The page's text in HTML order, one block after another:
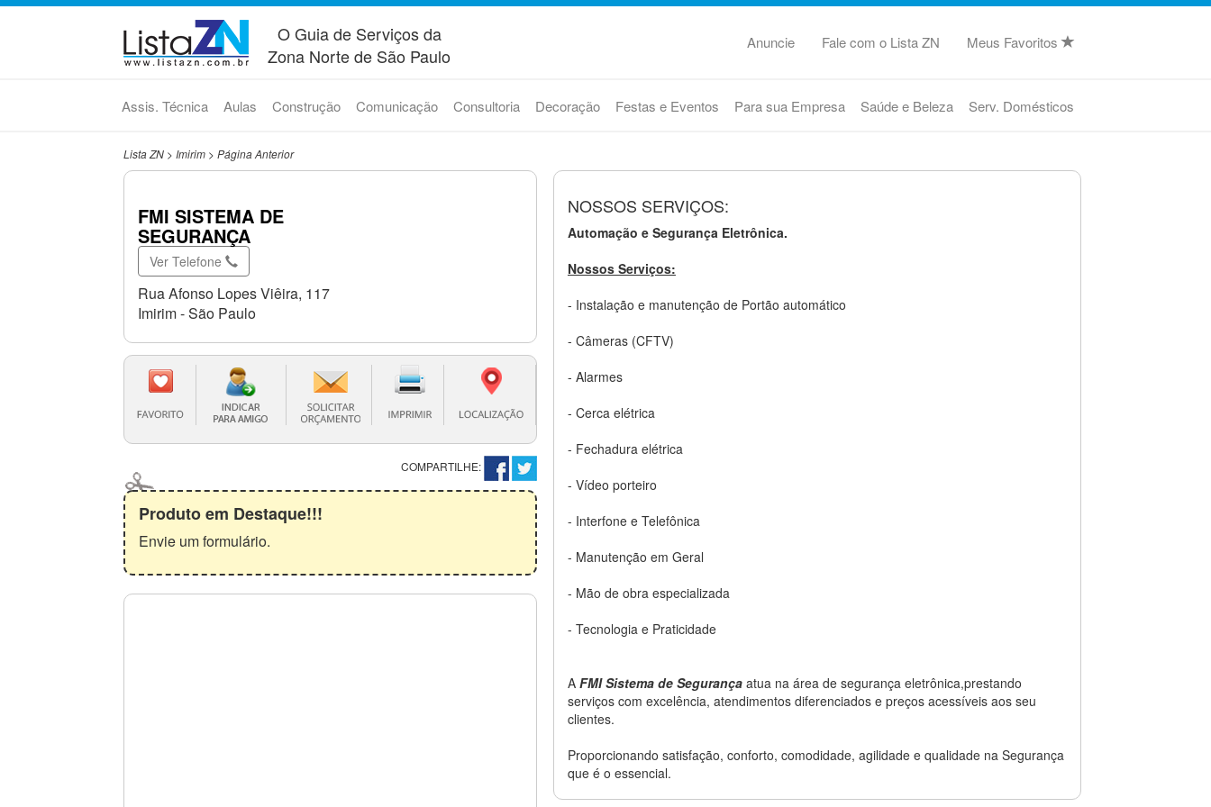
O Guia de Serviços da
Zona Norte de São Paulo
Anuncie Fale com o Lista ZN Meus Favoritos
Assis. Técnica Aulas Construção Comunicação Consultoria Decoração Festas e Eventos Para sua Empresa Saúde e Beleza Serv. Domésticos
Lista ZN> Imirim> Página Anterior
FMI SISTEMA DE
SEGURANÇA
Ver Telefone
Rua Afonso Lopes Viêira, 117
Imirim - São Paulo
COMPARTILHE:
Produto em Destaque!!!
Envie um formulário.
NOSSOS SERVIÇOS:
Automação e Segurança Eletrônica.
Nossos Serviços:
- Instalação e manutenção de Portão automático
- Câmeras (CFTV)
- Alarmes
- Cerca elétrica
- Fechadura elétrica
- Vídeo porteiro
- Interfone e Telefônica
- Manutenção em Geral
- Mão de obra especializada
- Tecnologia e Praticidade
A FMI Sistema de Segurançaatua na área de segurança eletrônica,prestando
serviços com excelência, atendimentos diferenciados e preços acessíveis aos seu
clientes.
Proporcionando satisfação, conforto, comodidade, agilidade e qualidade na Segurança
que é o essencial.